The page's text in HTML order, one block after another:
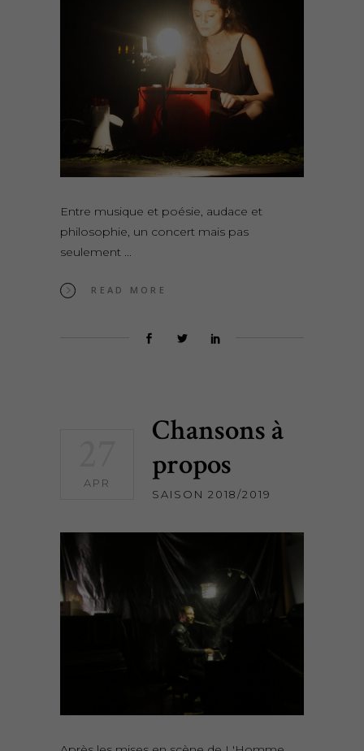
Entre musique et poésie, audace et
philosophie, un concert mais pas
seulement
READ MORE
APR
Chansons à
propos
SAISON 2018/2019